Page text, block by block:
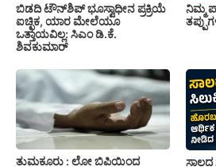
ಬಿಡದಿ ಟೌನ್‌ಶಿಪ್‌ ಭೂಸ್ವಾಧೀನ ಪ್ರಕ್ರಿಯೆ
ಐಚ್ಛಿಕ, ಯಾರ ಮೇಲೆಯೂ
ಒತ್ತಾಯವಿಲ್ಲ: ಸಿಎಂ ಡಿ.ಕೆ.
ಶಿವಕುಮಾರ್
ನಿಮ್ಮ
ತುಮಕೂರು : ಲೋ ಬಿಪಿಯಿಂದ
ಸಾಲದ